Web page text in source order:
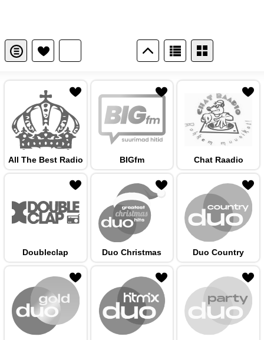
All The Best Radio BIGfm Chat Raadio
Doubleclap Duo Christmas Duo Country